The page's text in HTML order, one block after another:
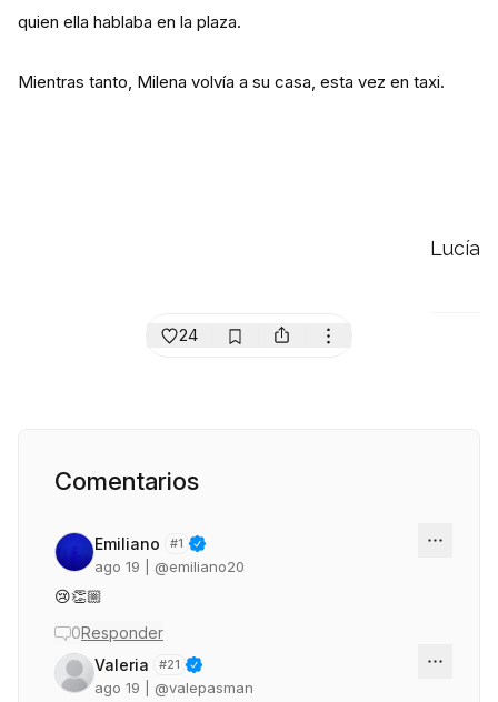
quien ella hablaba en la plaza.
Mientras tanto, Milena volvía a su casa, esta vez en taxi.
Lucía
24
Comentarios
Emiliano #1
ago 19 | @emiliano20
😢👏🏼
0Responder
Valeria
#21
ago 19 | @valepasman